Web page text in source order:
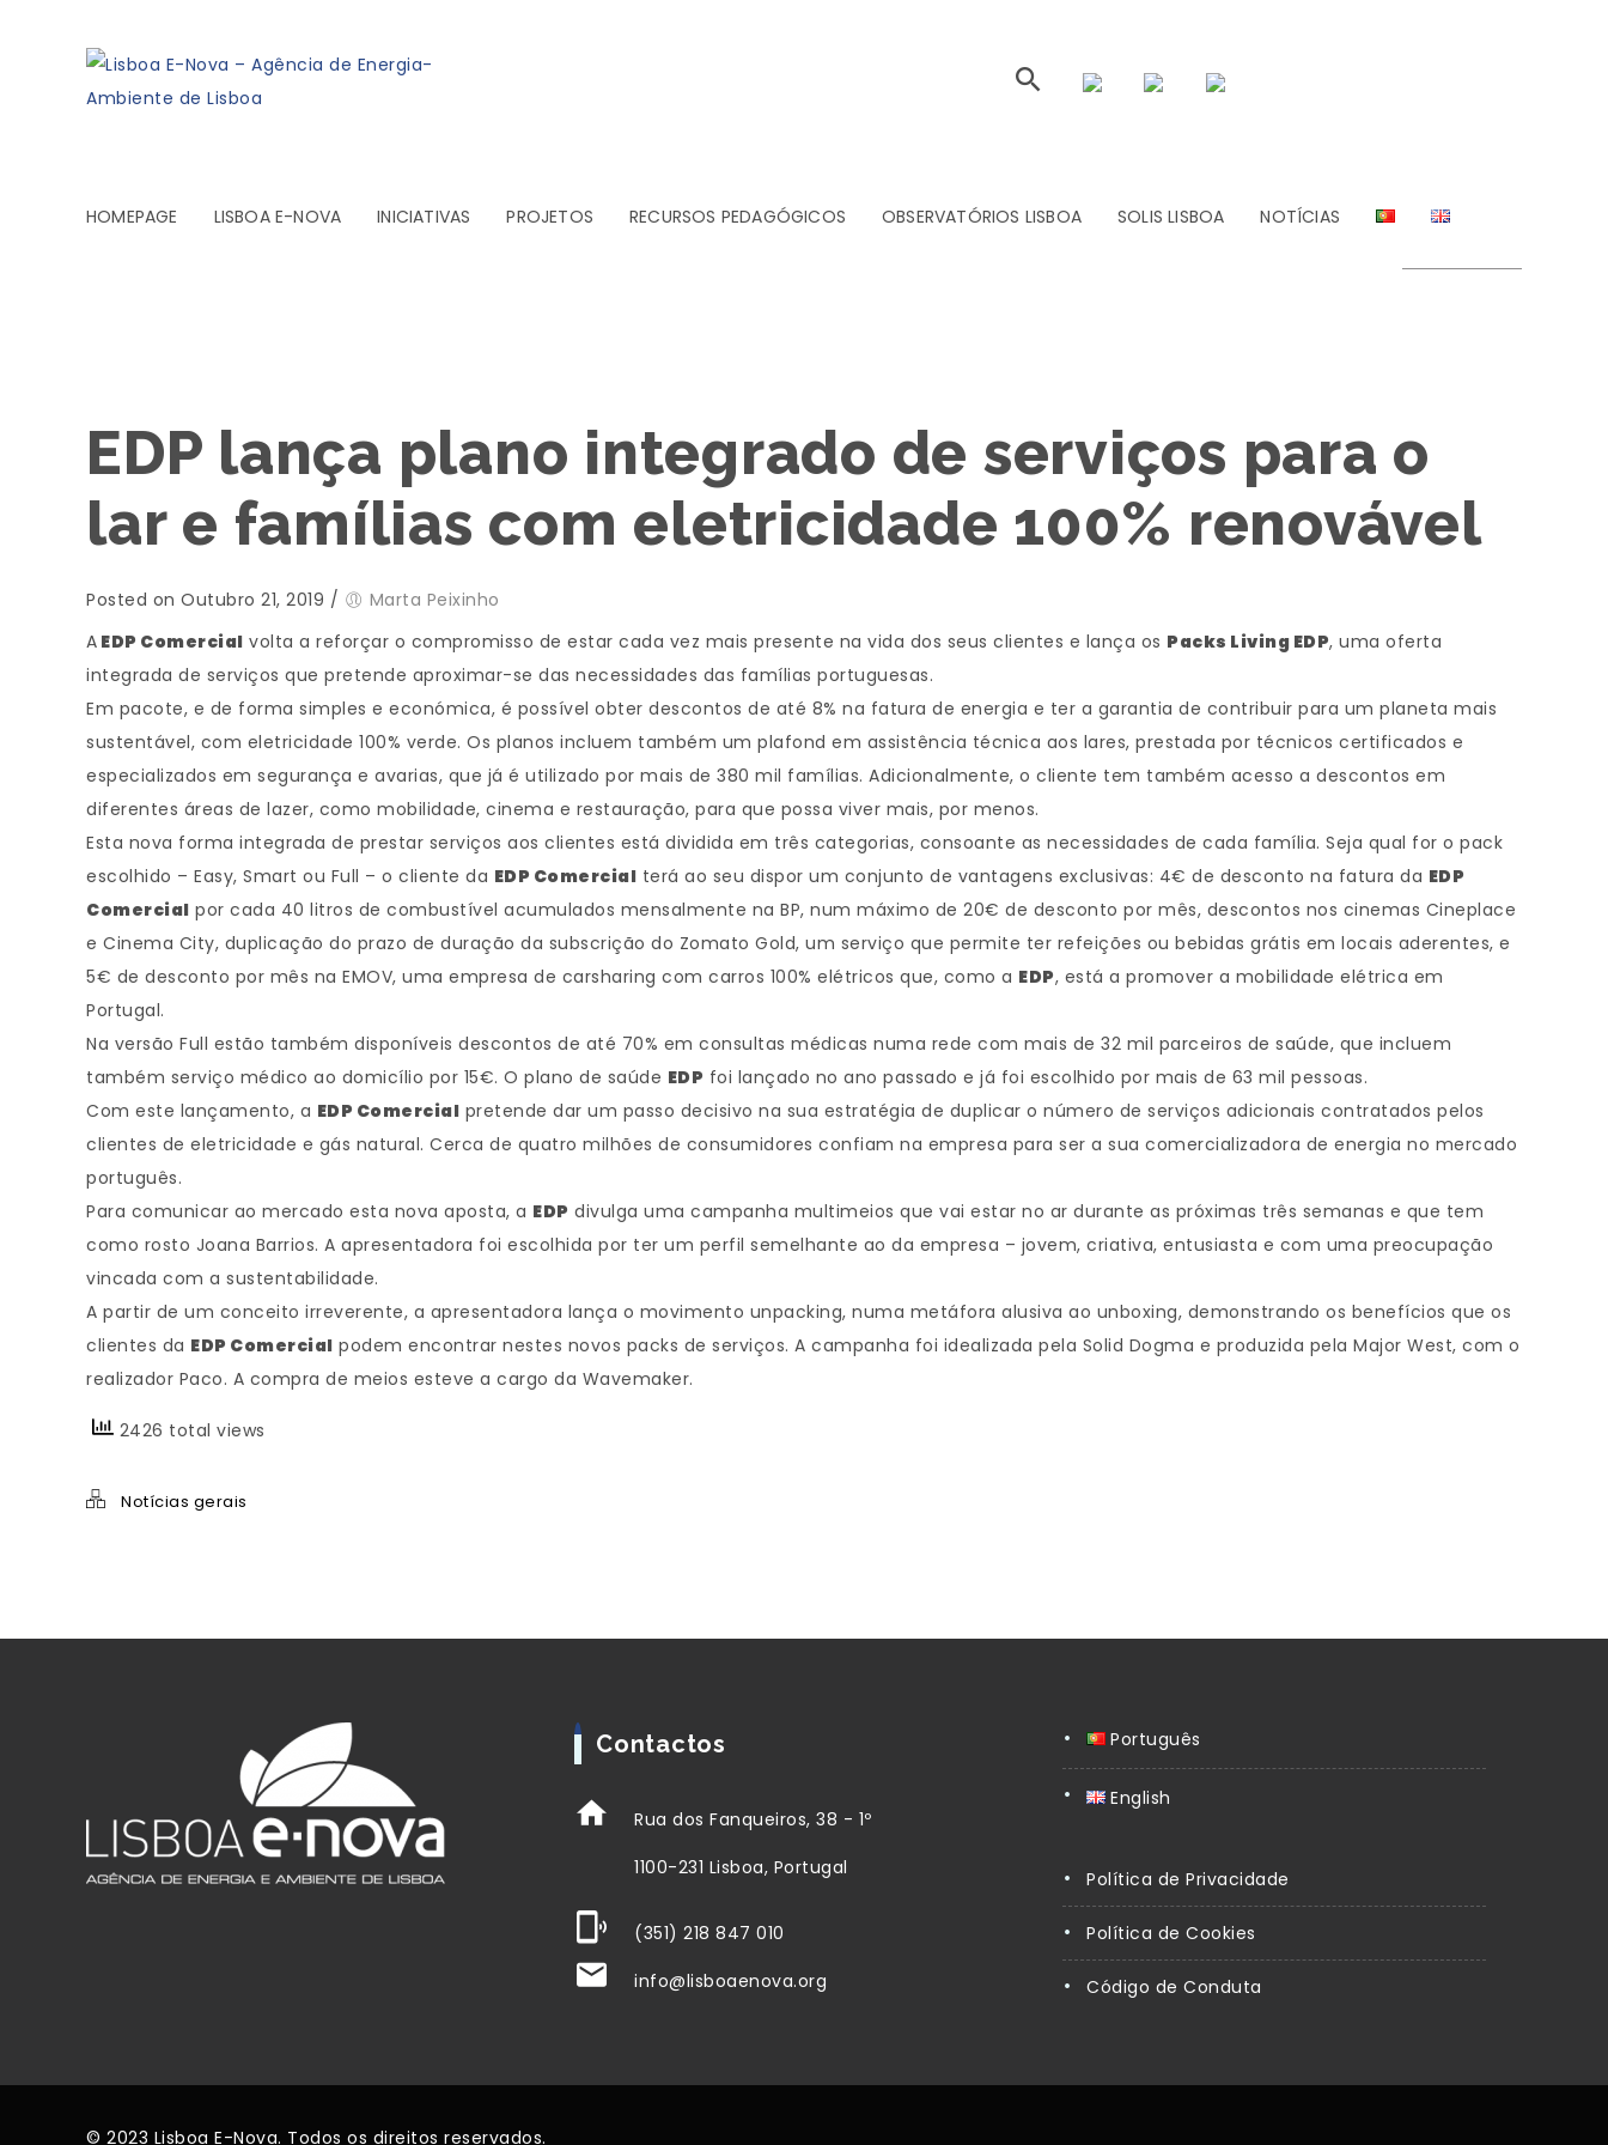
HOMEPAGE LISBOA E-NOVA INICIATIVAS PROJETOS RECURSOS PEDAGÓGICOS OBSERVATÓRIOS LISBOA SOLIS LISBOA NOTÍCIAS
EDP lança plano integrado de serviços para o
lar e famílias com eletricidade 100% renovável
Posted on Outubro 21, 2019 /
Marta Peixinho
A EDP Comercial volta a reforçar o compromisso de estar cada vez mais presente na vida dos seus clientes e lança os Packs Living EDP, uma oferta
integrada de serviços que pretende aproximar-se das necessidades das famílias portuguesas.
Em pacote, e de forma simples e económica, é possível obter descontos de até 8% na fatura de energia e ter a garantia de contribuir para um planeta mais
sustentável, com eletricidade 100% verde. Os planos incluem também um plafond em assistência técnica aos lares, prestada por técnicos certificados e
especializados em segurança e avarias, que já é utilizado por mais de 380 mil famílias. Adicionalmente, o cliente tem também acesso a descontos em
diferentes áreas de lazer, como mobilidade, cinema e restauração, para que possa viver mais, por menos.
Esta nova forma integrada de prestar serviços aos clientes está dividida em três categorias, consoante as necessidades de cada família. Seja qual for o pack
escolhido – Easy, Smart ou Full – o cliente da EDP Comercial terá ao seu dispor um conjunto de vantagens exclusivas: 4€ de desconto na fatura da EDP
Comercial por cada 40 litros de combustível acumulados mensalmente na BP, num máximo de 20€ de desconto por mês, descontos nos cinemas Cineplace
e Cinema City, duplicação do prazo de duração da subscrição do Zomato Gold, um serviço que permite ter refeições ou bebidas grátis em locais aderentes, e
5€ de desconto por mês na EMOV, uma empresa de carsharing com carros 100% elétricos que, como a EDP, está a promover a mobilidade elétrica em
Portugal.
Na versão Full estão também disponíveis descontos de até 70% em consultas médicas numa rede com mais de 32 mil parceiros de saúde, que incluem
também serviço médico ao domicílio por 15€. O plano de saúde EDP foi lançado no ano passado e já foi escolhido por mais de 63 mil pessoas.
Com este lançamento, a EDP Comercial pretende dar um passo decisivo na sua estratégia de duplicar o número de serviços adicionais contratados pelos
clientes de eletricidade e gás natural. Cerca de quatro milhões de consumidores confiam na empresa para ser a sua comercializadora de energia no mercado
português.
Para comunicar ao mercado esta nova aposta, a EDP divulga uma campanha multimeios que vai estar no ar durante as próximas três semanas e que tem
como rosto Joana Barrios. A apresentadora foi escolhida por ter um perfil semelhante ao da empresa – jovem, criativa, entusiasta e com uma preocupação
vincada com a sustentabilidade.
A partir de um conceito irreverente, a apresentadora lança o movimento unpacking, numa metáfora alusiva ao unboxing, demonstrando os benefícios que os
clientes da EDP Comercial podem encontrar nestes novos packs de serviços. A campanha foi idealizada pela Solid Dogma e produzida pela Major West, com o
realizador Paco. A compra de meios esteve a cargo da Wavemaker.
2426 total views
Notícias gerais
Contactos
Rua dos Fanqueiros, 38 - 1º
1100-231 Lisboa, Portugal
(351) 218 847 010
info@lisboaenova.org
Português
English
Política de Privacidade
Política de Cookies
Código de Conduta
© 2023 Lisboa E-Nova. Todos os direitos reservados.